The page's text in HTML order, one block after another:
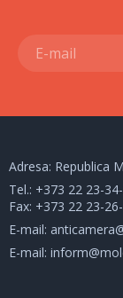
Adresa: Republica
Tel.: +373 22 23-
Fax: +373 22 23-
E-mail:
E-mail: